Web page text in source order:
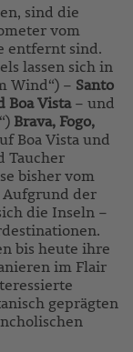
sind die
vom
entfernt sind.
lassen sich in
Wind“) – Santo
Boa Vista– und
Brava, Fogo,
Boa Vista und
Taucher
bisher vom
Aufgrund der
die Inseln –
bis heute ihre
im Flair
geprägten